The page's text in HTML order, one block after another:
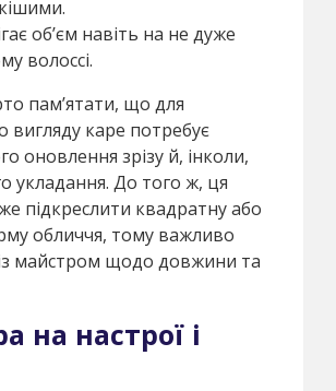
об’єм навіть на не дуже
волоссі.
пам’ятати, що для
вигляду каре потребує
оновлення зрізу й, інколи,
укладання. До того ж, ця
підкреслити квадратну або
обличчя, тому важливо
майстром щодо довжини та
на настрої і